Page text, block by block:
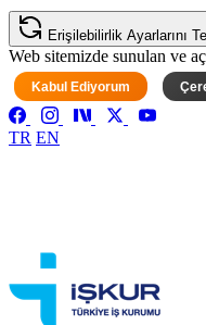
Erişilebilirlik Ayarlarını
Web sitemizde sunulan ve
Kabul Ediyorum
TR EN